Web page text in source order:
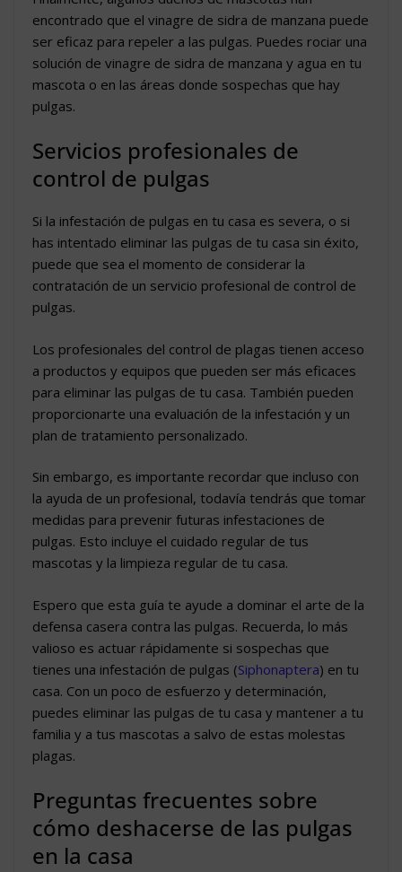
encontrado que el vinagre de sidra de manzana puede
ser eficaz para repeler a las pulgas. Puedes rociar una
solución de vinagre de sidra de manzana y agua en tu
mascota o en las áreas donde sospechas que hay
pulgas.
Servicios profesionales de
control de pulgas
Si la infestación de pulgas en tu casa es severa, o si
has intentado eliminar las pulgas de tu casa sin éxito,
puede que sea el momento de considerar la
contratación de un servicio profesional de control de
pulgas.
Los profesionales del control de plagas tienen acceso
a productos y equipos que pueden ser más eficaces
para eliminar las pulgas de tu casa. También pueden
proporcionarte una evaluación de la infestación y un
plan de tratamiento personalizado.
Sin embargo, es importante recordar que incluso con
la ayuda de un profesional, todavía tendrás que tomar
medidas para prevenir futuras infestaciones de
pulgas. Esto incluye el cuidado regular de tus
mascotas y la limpieza regular de tu casa.
Espero que esta guía te ayude a dominar el arte de la
defensa casera contra las pulgas. Recuerda, lo más
valioso es actuar rápidamente si sospechas que
tienes una infestación de pulgas (Siphonaptera) en tu
casa. Con un poco de esfuerzo y determinación,
puedes eliminar las pulgas de tu casa y mantener a tu
familia y a tus mascotas a salvo de estas molestas
plagas.
Preguntas frecuentes sobre
cómo deshacerse de las pulgas
en la casa